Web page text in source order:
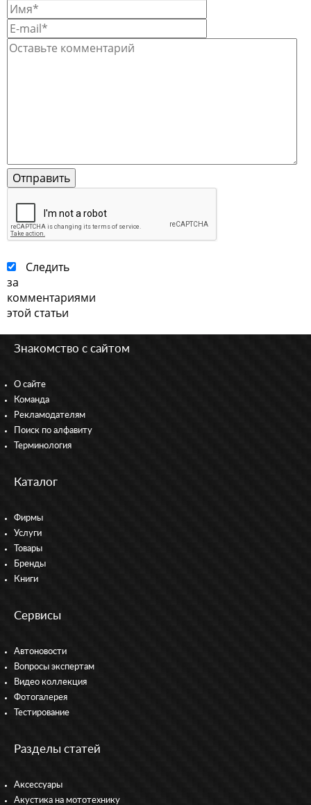
Следить
за
комментариями
этой статьи
Знакомство с сайтом
О сайте
Команда
Рекламодателям
Поиск по алфавиту
Терминология
Каталог
Фирмы
Услуги
Товары
Бренды
Книги
Сервисы
Автоновости
Вопросы экспертам
Видео коллекция
Фотогалерея
Тестирование
Разделы статей
Аксессуары
Акустика на мототехнику